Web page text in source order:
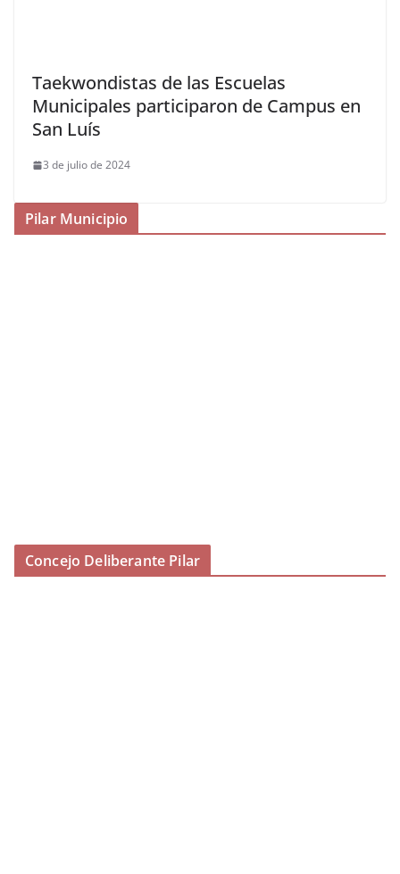
Taekwondistas de las Escuelas
Municipales participaron de Campus en
San Luís
3 de julio de 2024
Pilar Municipio
Concejo Deliberante Pilar